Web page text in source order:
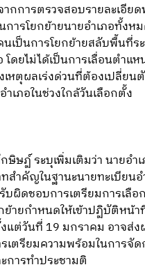
กการตรวจสอบรายละเอียด
การโยกย้ายนายอำเภอทั้งห
เป็นการโยกย้ายสลับพื้นที่ร
โดยไม่ได้เป็นการเลื่อนตำแห
เหตุผลเร่งด่วนที่ต้องเปลี่ยน
ำเภอในช่วงใกล้วันเลือกตั้ง
ษิษฏ์ ระบุเพิ่มเติมว่า นายอำ
สำคัญในฐานะนายทะเบียนอ
บผิดชอบการเตรียมการเลือ
ย้ายกำหนดให้เข้าปฏิบัติหน้
แต่วันที่ 19 มกราคม อาจส่
เตรียมความพร้อมในการจัด
การทำประชามติ